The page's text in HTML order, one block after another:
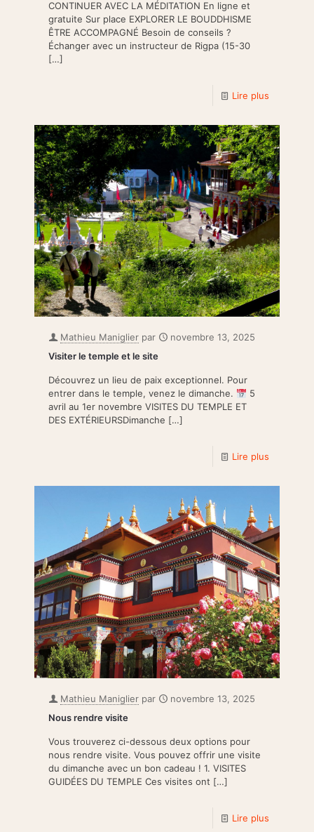
CONTINUER AVEC LA MÉDITATION En ligne et
gratuite Sur place EXPLORER LE BOUDDHISME
ÊTRE ACCOMPAGNÉ Besoin de conseils ?
Échanger avec un instructeur de Rigpa (15-30
[…]
Lire plus
Mathieu Maniglier par
novembre 13, 2025
Visiter le temple et le site
Découvrez un lieu de paix exceptionnel. Pour
entrer dans le temple, venez le dimanche.
5
avril au 1er novembre VISITES DU TEMPLE ET
DES EXTÉRIEURSDimanche […]
Lire plus
Mathieu Maniglier par
novembre 13, 2025
Nous rendre visite
Vous trouverez ci-dessous deux options pour
nous rendre visite. Vous pouvez offrir une visite
du dimanche avec un bon cadeau ! 1. VISITES
GUIDÉES DU TEMPLE Ces visites ont […]
Lire plus